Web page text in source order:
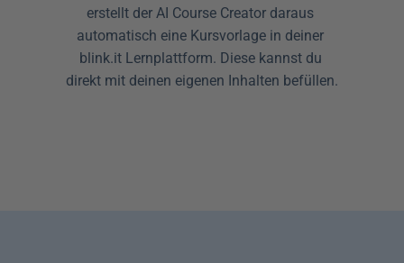
erstellt der AI Course Creator daraus
automatisch eine Kursvorlage in deiner
blink.it Lernplattform. Diese kannst du
direkt mit deinen eigenen Inhalten befüllen.